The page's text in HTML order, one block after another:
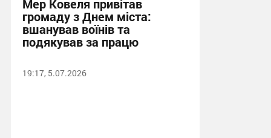
Мер Ковеля привітав
громаду з Днем міста:
вшанував воїнів та
подякував за працю
19:17, 5.07.2026